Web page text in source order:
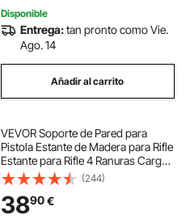
Disponible
Entrega:tan pronto como Vie.
Ago. 14
Añadir al carrito
VEVOR Soporte de Pared para
Pistola Estante de Madera para Rifle
Estante para Rifle 4 Ranuras Carga
60 kg con Acolchado Suave
Exhibición de Almacenamiento
para Cabinas de Escopeta, Tienda,
Casa
(244)
3890€